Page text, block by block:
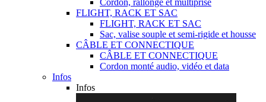
Cordon, rallonge et multiprise
FLIGHT, RACK ET SAC
FLIGHT, RACK ET SAC
Sac, valise souple et semi-rigide et housse
CÂBLE ET CONNECTIQUE
CÂBLE ET CONNECTIQUE
Cordon monté audio, vidéo et data
Infos
Infos